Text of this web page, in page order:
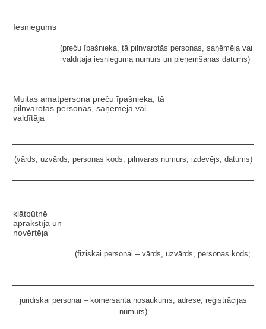
Iesniegums
(preču īpašnieka, tā pilnvarotās personas, saņēmēja vai
valdītāja iesnieguma numurs un pieņemšanas datums)
Muitas amatpersona preču īpašnieka, tā
pilnvarotās personas, saņēmēja vai
valdītāja
(vārds, uzvārds, personas kods, pilnvaras numurs, izdevējs, datums)
klātbūtnē
aprakstīja un
novērtēja
(fiziskai personai – vārds, uzvārds, personas kods;
juridiskai personai – komersanta nosaukums, adrese, reģistrācijas
numurs)